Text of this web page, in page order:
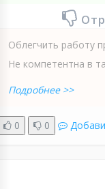
Облегчить работу
Не компетентна в
Подробнее >>
0 0